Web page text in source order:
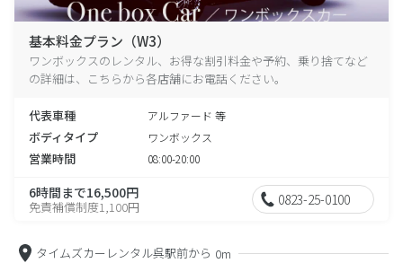
基本料金プラン（W3）
ワンボックスのレンタル、お得な割引料金や予約、乗り捨てなど
の詳細は、こちらから各店舗にお電話ください。
代表車種 アルファード 等
ボディタイプ ワンボックス
営業時間 08:00-20:00
6時間まで16,500円
免責補償制度1,100円 0823-25-0100
タイムズカーレンタル呉駅前から 0m